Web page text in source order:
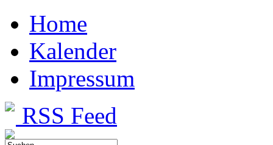
Home
Kalender
Impressum
RSS Feed